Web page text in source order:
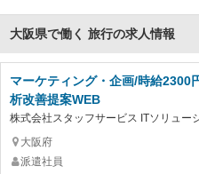
大阪県で働く 旅行の求人情報
マーケティング・企画/時給2300
析改善提案WEB
株式会社スタッフサービス ITソリュー
大阪府
派遣社員